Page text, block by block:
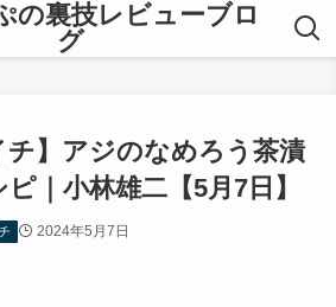
の裏技レビューブロ
グ
チ】アジのなめろう茶漬
｜小林雄二【5月7日】
2024年5月7日